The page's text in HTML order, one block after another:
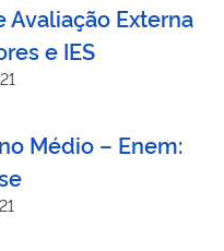
Avaliação Externa
e IES
Médio – Enem: